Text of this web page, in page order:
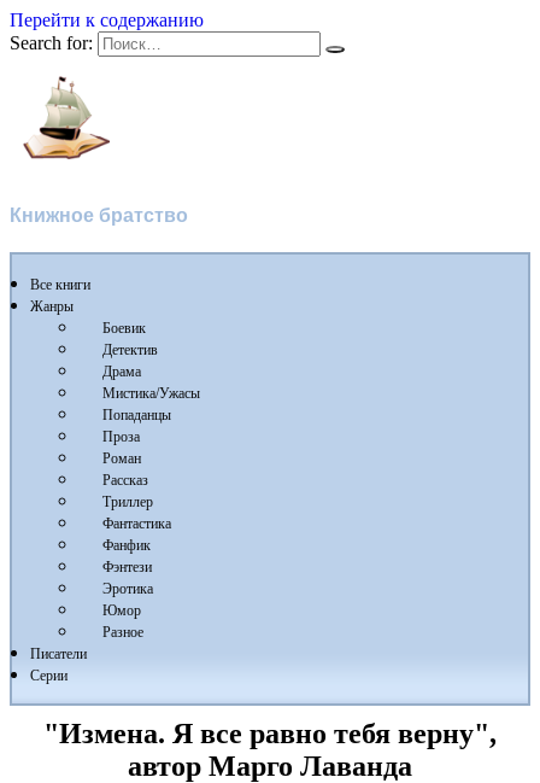
Перейти к содержанию
Search for:
Книжное братство
Все книги
Жанры
Боевик
Детектив
Драма
Мистика/Ужасы
Попаданцы
Проза
Роман
Рассказ
Триллер
Фантастика
Фанфик
Фэнтези
Эротика
Юмор
Разное
Писатели
Серии
"Измена. Я все равно тебя верну",
автор Марго Лаванда